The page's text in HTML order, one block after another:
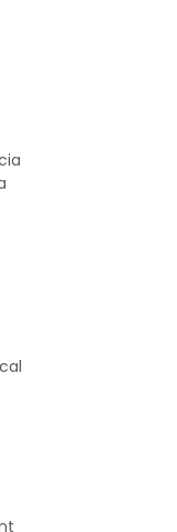
desenvolupin i